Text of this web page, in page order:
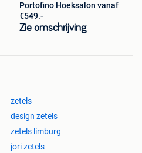
Portofino Hoeksalon vanaf
€549.-
Zie omschrijving
zetels
design zetels
zetels limburg
jori zetels